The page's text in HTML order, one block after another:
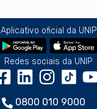
Aplicativo oficial da UNIP
Redes sociais da UNIP
0800 010 9000